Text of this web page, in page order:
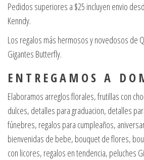
Pedidos superiores a $25 incluyen envio
Kenndy.
Los regalos más hermosos y novedosos de
Gigantes Butterfly.
E N T R E G A M O S A D O
Elaboramos arreglos florales, frutillas con
dulces, detalles para graduacion, detalles
fúnebres, regalos para cumpleaños,
bienvenidas de bebe, bouquet de flores,
con licores, regalos en tendencia, peluches